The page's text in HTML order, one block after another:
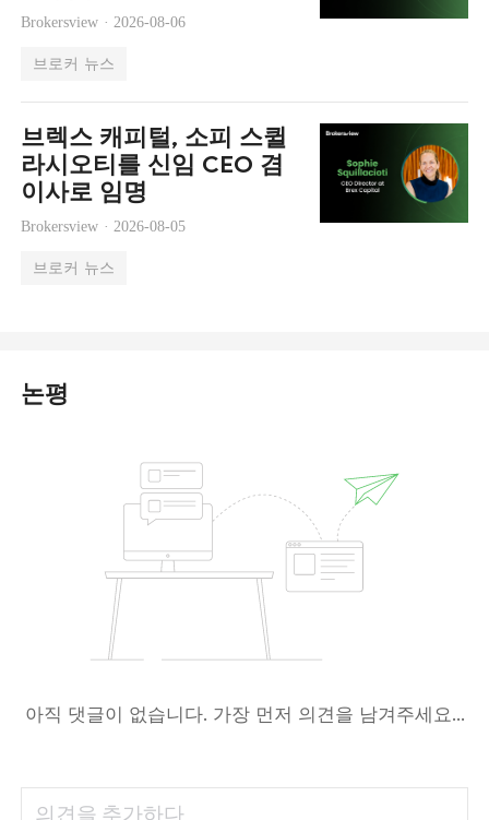
Brokersview · 2026-08-06
브로커 뉴스
브렉스 캐피털, 소피 스퀼
라시오티를 신임 CEO 겸
이사로 임명
Brokersview · 2026-08-05
브로커 뉴스
논평
아직 댓글이 없습니다. 가장 먼저 의견을 남겨주세요...